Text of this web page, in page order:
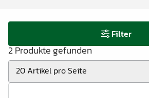
Filter
2 Produkte gefunden